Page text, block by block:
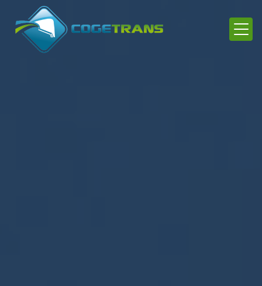
Panneau de gestion des cookies